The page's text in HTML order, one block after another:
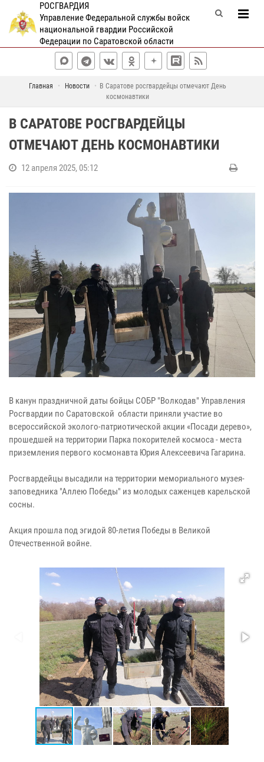
РОСГВАРДИЯ
Управление Федеральной службы войск
национальной гвардии Российской
Федерации по Саратовской области
Главная Новости
В Саратове росгвардейцы отмечают День
космонавтики
В САРАТОВЕ РОСГВАРДЕЙЦЫ
ОТМЕЧАЮТ ДЕНЬ КОСМОНАВТИКИ
12 апреля 2025, 05:12
В канун праздничной даты бойцы СОБР "Волкодав" Управления
Росгвардии по Саратовской области приняли участие во
всероссийской эколого-патриотической акции «Посади дерево»,
прошедшей на территории Парка покорителей космоса - места
приземления первого космонавта Юрия Алексеевича Гагарина.
Росгвардейцы высадили на территории мемориального музея-
заповедника "Аллею Победы" из молодых саженцев карельской
сосны.
Акция прошла под эгидой 80-летия Победы в Великой
Отечественной войне.